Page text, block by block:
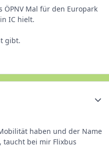
Mal für den Europark
IC hielt.
gibt.
haben und der Name
taucht bei mir Flixbus